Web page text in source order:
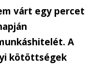
várt egy percet
A
kötöttségek